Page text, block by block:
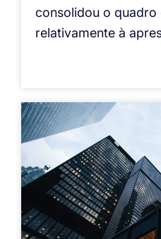
consolidou o quadro
relativamente à